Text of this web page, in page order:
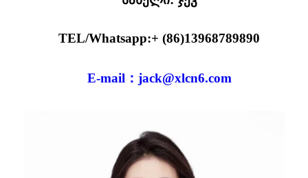
TEL/Whatsapp:+ (86)13968789890
E-mail：jack@xlcn6.com